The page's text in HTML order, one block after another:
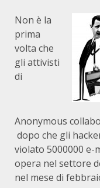
Non è la
prima
volta che
gli attivisti
di
Anonymous
dopo che gli
violato 5000000 e-
opera nel settore
nel mese di